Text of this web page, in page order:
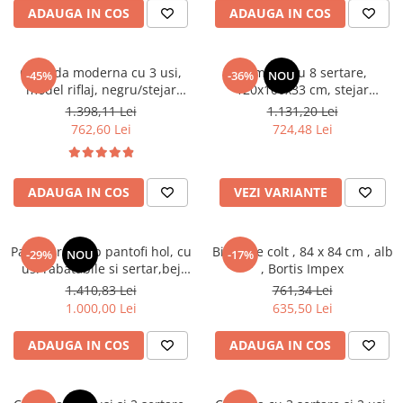
Scaune living/dining
Seturi masa +scaune dining
Tabureti
Suporturi si tavi
Chiuvete bucatarie
Mobilier/seturi de bucatarie
Scaune bucatarie
Scaune din lemn
Comode
ADAUGA IN COS ADAUGA IN COS
-45%
Comoda moderna cu 3 usi,
model riflaj, negru/stejar
artisan, 120x88x44 cm, Bortis
impex
1.398,11 Lei
762,60 Lei
ADAUGA IN COS
-36% NOU
Comoda cu 8 sertare,
120x100x33 cm, stejar
sonoma/alb, pentru hol,
living, dormitor, birou, Bortis
Impex
1.131,20 Lei
724,48 Lei
VEZI VARIANTE
-29% NOU
Pantofar/dulap pantofi hol, cu
usi rabatabile si sertar,bej
crem casmir, pal+mdf casmir ,
98x 55x34 cm, usa mdf cu
model riflaj, picioare negre,
butoni auriu, Bortis
1.410,83 Lei
1.000,00 Lei
ADAUGA IN COS
-17%
Birou pe colt , 84 x 84 cm , alb
, Bortis Impex
761,34 Lei
635,50 Lei
ADAUGA IN COS